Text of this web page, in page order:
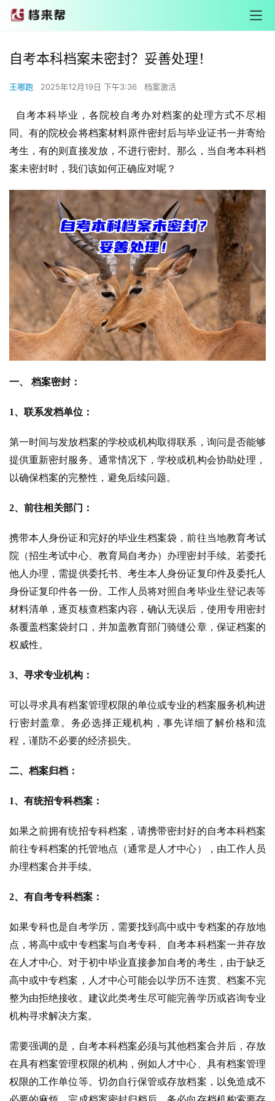
自考本科档案未密封？妥善处理！
王哪跑 2025年12月19日 下午3:36 档案激活
自考本科毕业，各院校自考办对档案的处理方式不尽相
同。有的院校会将档案材料原件密封后与毕业证书一并寄给
考生，有的则直接发放，不进行密封。那么，当自考本科档
案未密封时，我们该如何正确应对呢？
一、 档案密封：
1、联系发档单位：
第一时间与发放档案的学校或机构取得联系，询问是否能够
提供重新密封服务。通常情况下，学校或机构会协助处理，
以确保档案的完整性，避免后续问题。
2、前往相关部门：
携带本人身份证和完好的毕业生档案袋，前往当地教育考试
院（招生考试中心、教育局自考办）办理密封手续。若委托
他人办理，需提供委托书、考生本人身份证复印件及委托人
身份证复印件各一份。工作人员将对照自考毕业生登记表等
材料清单，逐页核查档案内容，确认无误后，使用专用密封
条覆盖档案袋封口，并加盖教育部门骑缝公章，保证档案的
权威性。
3、寻求专业机构：
可以寻求具有档案管理权限的单位或专业的档案服务机构进
行密封盖章。务必选择正规机构，事先详细了解价格和流
程，谨防不必要的经济损失。
二、档案归档：
1、有统招专科档案：
如果之前拥有统招专科档案，请携带密封好的自考本科档案
前往专科档案的托管地点（通常是人才中心），由工作人员
办理档案合并手续。
2、有自考专科档案：
如果专科也是自考学历，需要找到高中或中专档案的存放地
点，将高中或中专档案与自考专科、自考本科档案一并存放
在人才中心。对于初中毕业直接参加自考的考生，由于缺乏
高中或中专档案，人才中心可能会以学历不连贯、档案不完
整为由拒绝接收。建议此类考生尽可能完善学历或咨询专业
机构寻求解决方案。
需要强调的是，自考本科档案必须与其他档案合并后，存放
在具有档案管理权限的机构，例如人才中心、具有档案管理
权限的工作单位等。切勿自行保管或存放档案，以免造成不